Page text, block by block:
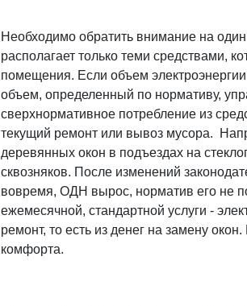
Необходимо обратить внимание на
располагает только теми средствами,
помещения. Если объем
объем, определенный по нормативу,
сверхнормативное потребление из
текущий ремонт или вывоз мусора.
деревянных окон в подъездах на
сквозняков. После изменений
вовремя, ОДН вырос, норматив его не
ежемесячной, стандартной услуги -
ремонт, то есть из денег на замену
комфорта.